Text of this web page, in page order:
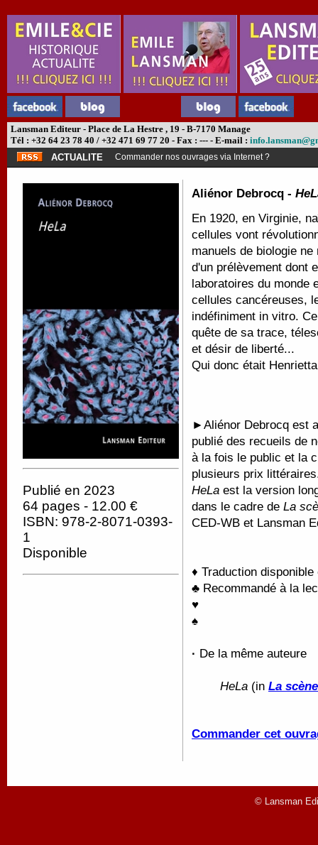
Lansman Editeur - Place de La Hestre , 19 - B-7170 Manage
Tél : +32 64 23 78 40 / +32 471 69 77 20 - Fax : --- - E-mail :
ACTUALITE
Commander nos ouvrages via Internet ?
Publié en 2023
64 pages - 12.00 €
ISBN: 978-2-8071-0393-
1
Disponible
Aliénor Debrocq -
En 1920, en Virginie,
cellules vont
manuels de biologie
d'un prélèvement dont
laboratoires du monde
cellules cancéreuses,
indéfiniment in vitro.
quête de sa trace,
et désir de liberté...
Qui donc était
► Aliénor Debrocq est
publié des recueils de
à la fois le public et la
plusieurs prix
HeLa est la version
dans le cadre de La
CED-WB et Lansman
♦ Traduction
♣ Recommandé à la
♥
♠
· De la même auteure
HeLa (in La
Commander cet
© Lansman